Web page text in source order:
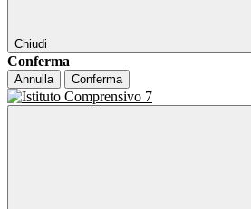
Chiudi
Conferma
Annulla Conferma